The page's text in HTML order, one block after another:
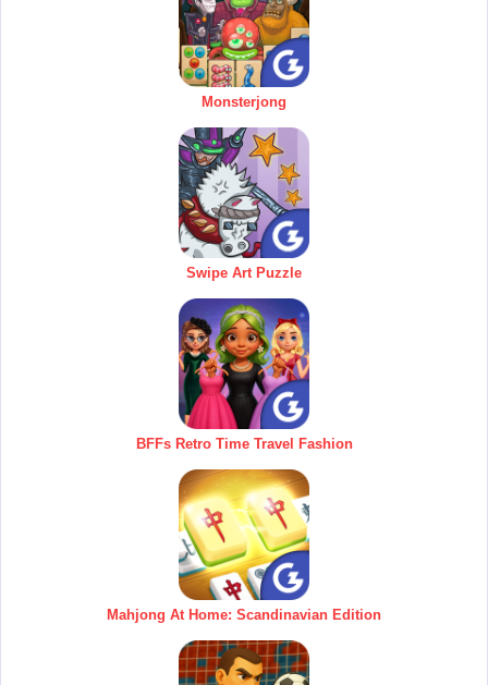
Monsterjong
Swipe Art Puzzle
BFFs Retro Time Travel Fashion
Mahjong At Home: Scandinavian Edition